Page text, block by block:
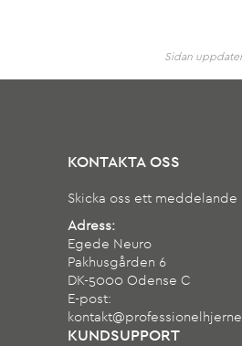
Sidan
KONTAKTA OSS
Skicka oss ett meddelande
Adress:
Egede Neuro
Pakhusgården 6
DK-5000 Odense C
E-post:
KUNDSUPPORT